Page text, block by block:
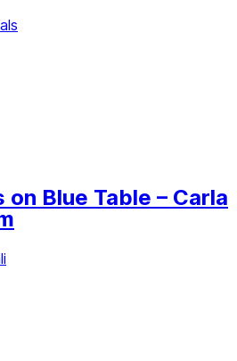
Blue Table – Carla